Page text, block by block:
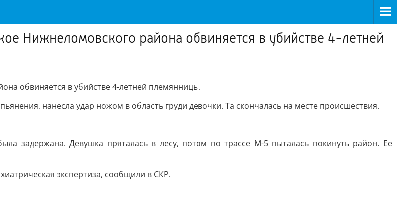
Нижнеломовского района обвиняется в убийстве 4-летней
обвиняется в убийстве 4-летней племянницы.
нанесла удар ножом в область груди девочки. Та скончалась на месте происшествия.
задержана. Девушка пряталась в лесу, потом по трассе М-5 пыталась покинуть район. Ее
экспертиза, сообщили в СКР.